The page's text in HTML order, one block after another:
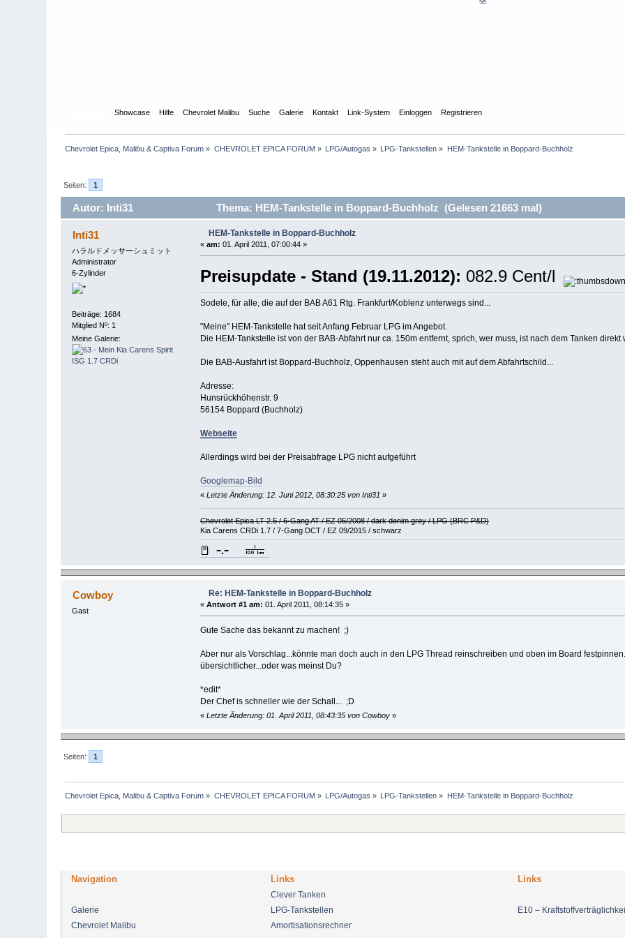
Showcase Hilfe Chevrolet Malibu Suche Galerie Kontakt Link-System Einloggen Registrieren
Chevrolet Epica, Malibu & Captiva Forum » CHEVROLET EPICA FORUM» LPG/Autogas » LPG-Tankstellen » HEM-Tankstelle in Boppard-Buchholz
Seiten: 1
Autor: Inti31 Thema: HEM-Tankstelle in Boppard-Buchholz (Gelesen 21663 mal)
Inti31
ハラルドメッサーシュミット
Administrator
6-Zylinder
Beiträge: 1684
Mitglied Nº: 1
Meine Galerie:
HEM-Tankstelle in Boppard-Buchholz
« am: 01. April 2011, 07:00:44 »
Preisupdate - Stand (19.11.2012): 082.9 Cent/l
Sodele, für alle, die auf der BAB A61 Rtg. Frankfurt/Koblenz unterwegs sind...
"Meine" HEM-Tankstelle hat seit Anfang Februar LPG im Angebot.
Die HEM-Tankstelle ist von der BAB-Abfahrt nur ca. 150m entfernt, sprich, wer muss, ist nach dem Tanken direkt
Die BAB-Ausfahrt ist Boppard-Buchholz, Oppenhausen steht auch mit auf dem Abfahrtschild...
Adresse:
Hunsrückhöhenstr. 9
56154 Boppard (Buchholz)
Webseite
Allerdings wird bei der Preisabfrage LPG nicht aufgeführt
Googlemap-Bild
« Letzte Änderung: 12. Juni 2012, 08:30:25 von Inti31 »
Chevrolet Epica LT 2.5 / 6-Gang AT / EZ 05/2008 / dark denim grey / LPG (BRC P&D)
Kia Carens CRDi 1.7 / 7-Gang DCT / EZ 09/2015 / schwarz
Cowboy
Gast
Re: HEM-Tankstelle in Boppard-Buchholz
« Antwort #1 am: 01. April 2011, 08:14:35 »
Gute Sache das bekannt zu machen! ;)
Aber nur als Vorschlag...könnte man doch auch in den LPG Thread reinschreiben und oben im Board
übersichtlicher...oder was meinst Du?
*edit*
Der Chef is schneller wie der Schall... ;D
« Letzte Änderung: 01. April 2011, 08:43:35 von Cowboy»
Seiten: 1
Chevrolet Epica, Malibu & Captiva Forum » CHEVROLET EPICA FORUM» LPG/Autogas » LPG-Tankstellen » HEM-Tankstelle in Boppard-Buchholz
Navigation Links Links
Clever Tanken
Galerie
LPG-Tankstellen
E10 –
Chevrolet Malibu
Amortisationsrechner